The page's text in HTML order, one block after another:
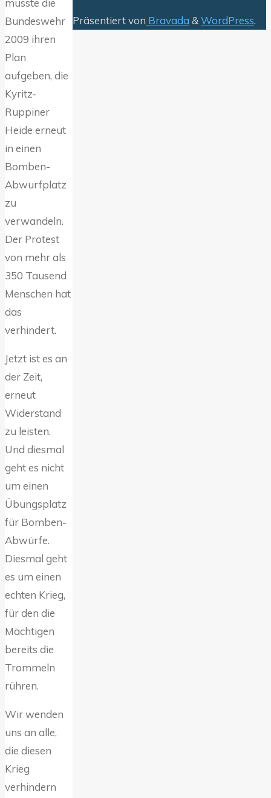
musste die
Bundeswehr
2009 ihren
Plan
aufgeben, die
Kyritz-
Ruppiner
Heide erneut
in einen
Bomben-
Abwurfplatz
zu
verwandeln.
Der Protest
von mehr als
350 Tausend
Menschen hat
das
verhindert.
Jetzt ist es an
der Zeit,
erneut
Widerstand
zu leisten.
Und diesmal
geht es nicht
um einen
Übungsplatz
für Bomben-
Abwürfe.
Diesmal geht
es um einen
echten Krieg,
für den die
Mächtigen
bereits die
Trommeln
rühren.
Wir wenden
uns an alle,
die diesen
Krieg
verhindern
Präsentiert von Bravada &WordPress.